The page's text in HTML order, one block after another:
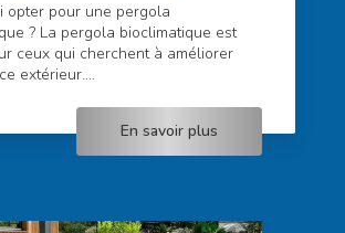
opter pour une pergola
? La pergola bioclimatique est
ceux qui cherchent à améliorer
extérieur....
En savoir plus